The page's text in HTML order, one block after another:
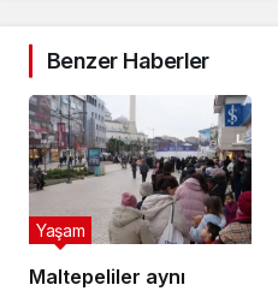
Benzer Haberler
Maltepeliler aynı
Yaşam